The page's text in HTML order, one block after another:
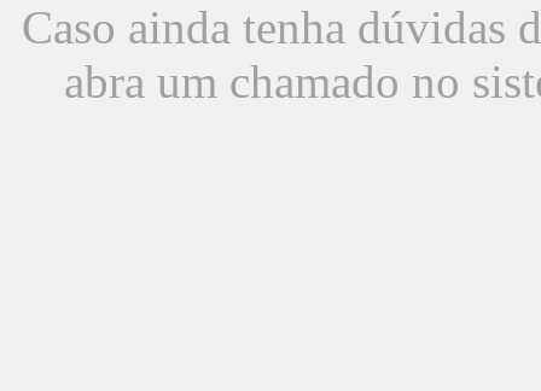
Caso ainda tenha dúvidas
abra um chamado no